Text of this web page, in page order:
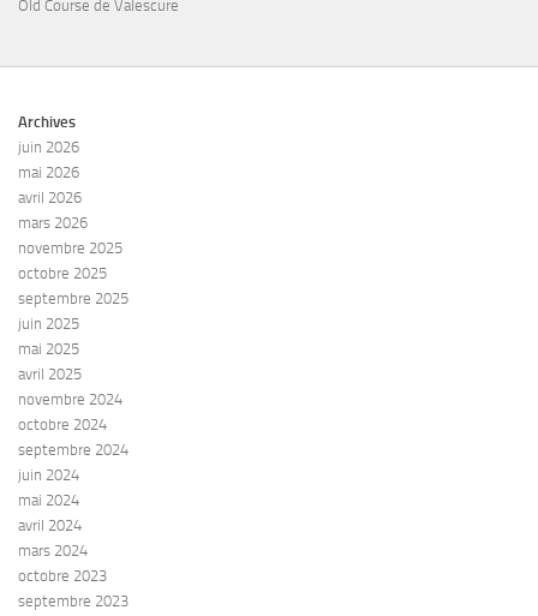
Old Course de Valescure
Archives
juin 2026
mai 2026
avril 2026
mars 2026
novembre 2025
octobre 2025
septembre 2025
juin 2025
mai 2025
avril 2025
novembre 2024
octobre 2024
septembre 2024
juin 2024
mai 2024
avril 2024
mars 2024
octobre 2023
septembre 2023